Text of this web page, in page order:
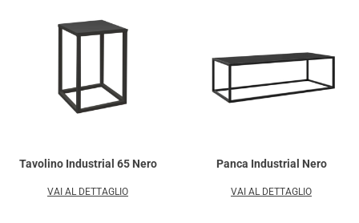
Tavolino Industrial 65 Nero
VAI AL DETTAGLIO
Panca Industrial Nero
VAI AL DETTAGLIO